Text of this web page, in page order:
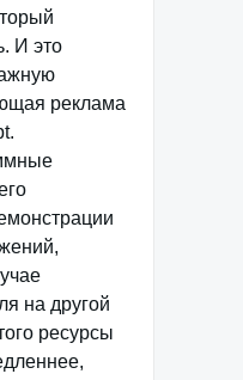
И это
реклама
на другой
ресурсы